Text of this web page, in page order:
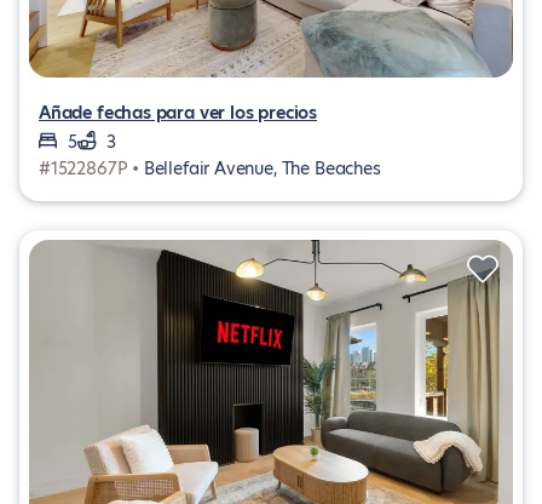
Añade fechas para ver los precios
5
3
#1522867P • Bellefair Avenue, The Beaches